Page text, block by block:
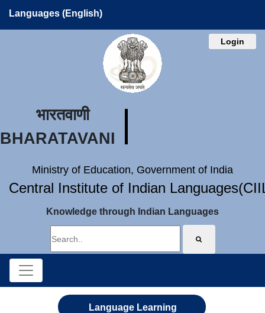
Languages (English)
Login
भारतवाणी
BHARATAVANI
Ministry of Education, Government of India
Central Institute of Indian
Knowledge through Indian Languages
Language Learning